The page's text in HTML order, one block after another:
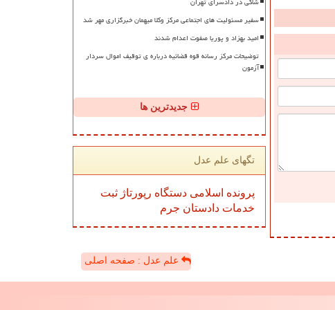
سفیر مسئولیت های اجتماعی مرکز وکلا میهمان خبرگزاری مهر شد
امید بهزاد و پوریا صفوت اعدام شدند
توضیحات مرکز رسانه قوه قضائیه درباره ی توقیف اموال سردار
آزمون
جدیدترین ها
تگهای علم عدل
پرونده اسلامی دستگاه رپورتاژ ثبت
خدمات دادستان جرم
علم عدل : صفحه اصلی